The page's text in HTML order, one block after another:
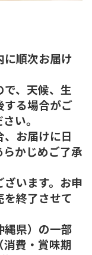
順次お届け
、天候、生
する場合がご
い。
お届けに日
かじめご了承
います。お申
終了させて
県）の一部
費・賞味期